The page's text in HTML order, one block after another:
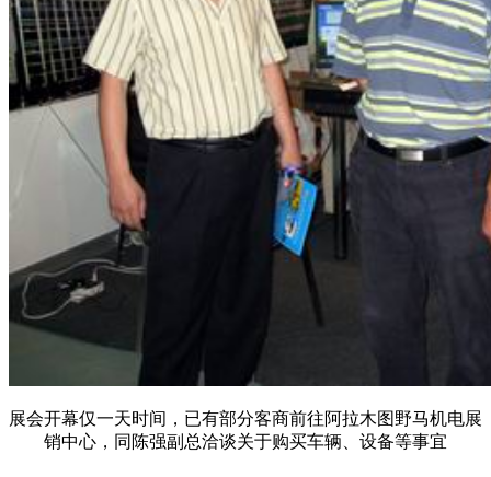
展会开幕仅一天时间，已有部分客商前往阿拉木图野马机电展
销中心，同陈强副总洽谈关于购买车辆、设备等事宜